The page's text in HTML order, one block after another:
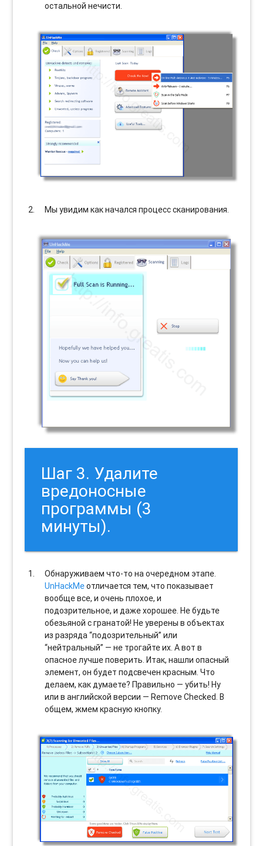
остальной нечисти.
Мы увидим как начался процесс сканирования.
Шаг 3. Удалите
вредоносные
программы (3
минуты).
Обнаруживаем что-то на очередном этапе.
UnHackMeотличается тем, что показывает
вообще все, и очень плохое, и
подозрительное, и даже хорошее. Не будьте
обезьяной с гранатой! Не уверены в объектах
из разряда “подозрительный” или
“нейтральный” — не трогайте их. А вот в
опасное лучше поверить. Итак, нашли опасный
элемент, он будет подсвечен красным. Что
делаем, как думаете? Правильно — убить! Ну
или в английской версии — Remove Checked. В
общем, жмем красную кнопку.